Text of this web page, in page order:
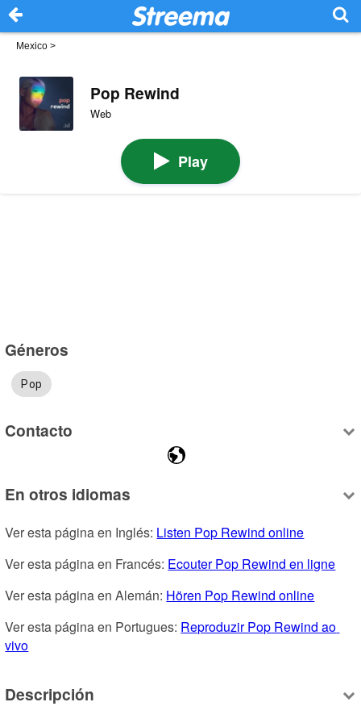
Mexico >
Pop Rewind
Web
Play
Géneros
Pop
Contacto
En otros idiomas
Ver esta página en Inglés: Listen Pop Rewind online
Ver esta página en Francés: Ecouter Pop Rewind en ligne
Ver esta página en Alemán: Hören Pop Rewind online
Ver esta página en Portugues: Reproduzir Pop Rewind ao
vivo
Descripción